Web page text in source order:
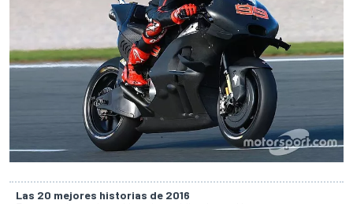
Las 20 mejores historias de 2016